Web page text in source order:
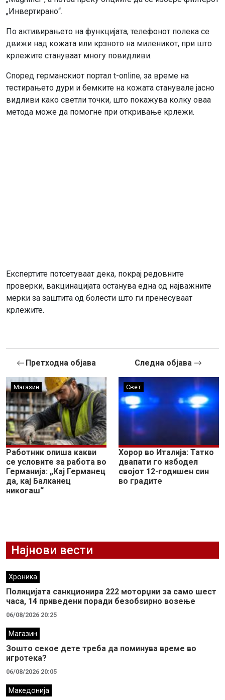
„Инвертирано“.
По активирањето на функцијата, телефонот полека се
движи над кожата или крзното на миленикот, при што
крлежите стануваат многу повидливи.
Според германскиот портал t-online, за време на
тестирањето дури и бемките на кожата станувале јасно
видливи како светли точки, што покажува колку оваа
метода може да помогне при откривање крлежи.
Експертите потсетуваат дека, покрај редовните
проверки, вакцинацијата останува една од најважните
мерки за заштита од болести што ги пренесуваат
крлежите.
Претходна објава
Магазин
Работник опиша какви
се условите за работа во
Германија: „Кај Германец
да, кај Балканец
никогаш“
Следна објава
Свет
Хорор во Италија: Татко
двапати го избодел
својот 12-годишен син
во градите
Најнови вести
Хроника
Полицијата санкционира 222 моторџии за само шест
часа, 14 приведени поради безобѕирно возење
06/08/2026 20:25
Магазин
Зошто секое дете треба да поминува време во
игротека?
06/08/2026 20:05
Македонија